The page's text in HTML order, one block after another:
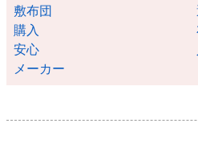
敷布団
購入
安心
メーカー